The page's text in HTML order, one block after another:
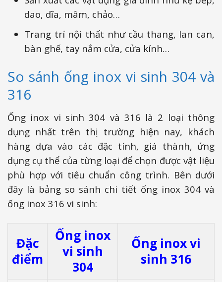
dao, dĩa, mâm, chảo…
Trang trí nội thất như cầu thang, lan can,
bàn ghế, tay nắm cửa, cửa kính…
So sánh ống inox vi sinh 304 và
316
Ống inox vi sinh 304 và 316 là 2 loại thông
dụng nhất trên thị trường hiện nay, khách
hàng dựa vào các đặc tính, giá thành, ứng
dụng cụ thể của từng loại để chọn được vật liệu
phù hợp với tiêu chuẩn công trình. Bên dưới
đây là bảng so sánh chi tiết ống inox 304 và
ống inox 316 vi sinh:
Đặc
điểm
Ống inox
vi sinh
304
Ống inox vi
sinh 316